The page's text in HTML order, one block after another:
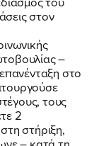
στον
–
στο
τους
2
στήριξη,